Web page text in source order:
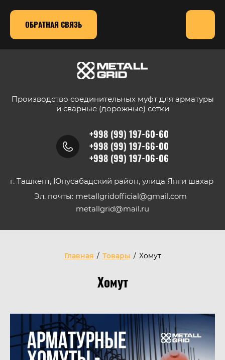
ОБРАТНАЯ СВЯЗЬ
Производство соединительных муфт для арматуры
и сварные (дорожные) сетки
+998 (99) 197-60-60
+998 (99) 197-66-00
+998 (99) 197-06-06
г. Ташкент, Юнусабадский район, улица Янги шахар
Эл. почты: metallgridofficial@gmail.com
metallgrid@mail.ru
Главная / Товары / Хомут
Хомут